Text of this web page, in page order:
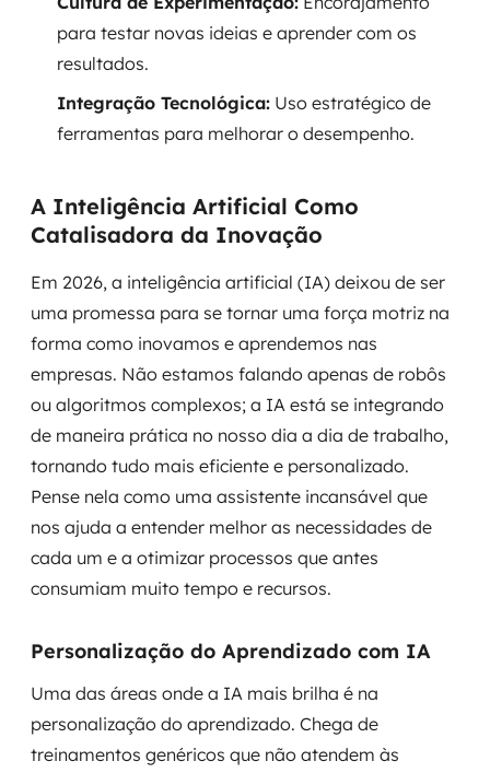
para testar novas ideias e aprender com os
resultados.
Integração Tecnológica: Uso estratégico de
ferramentas para melhorar o desempenho.
A Inteligência Artificial Como
Catalisadora da Inovação
Em 2026, a inteligência artificial (IA) deixou de ser
uma promessa para se tornar uma força motriz na
forma como inovamos e aprendemos nas
empresas. Não estamos falando apenas de robôs
ou algoritmos complexos; a IA está se integrando
de maneira prática no nosso dia a dia de trabalho,
tornando tudo mais eficiente e personalizado.
Pense nela como uma assistente incansável que
nos ajuda a entender melhor as necessidades de
cada um e a otimizar processos que antes
consumiam muito tempo e recursos.
Personalização do Aprendizado com IA
Uma das áreas onde a IA mais brilha é na
personalização do aprendizado. Chega de
treinamentos genéricos que não atendem às